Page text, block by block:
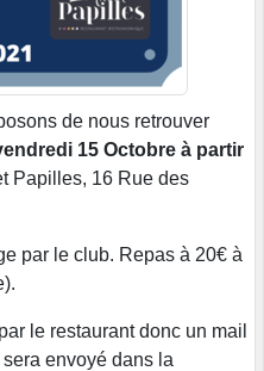
de nous retrouver
15 Octobre à partir
Papilles, 16 Rue des
par le club. Repas à 20€ à
le restaurant donc un mail
envoyé dans la